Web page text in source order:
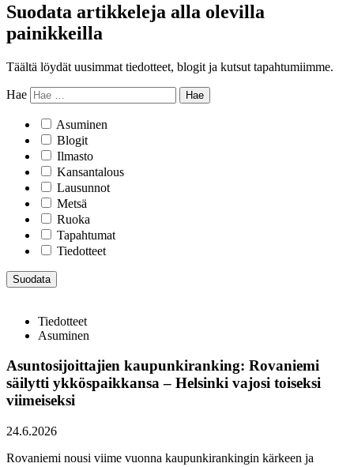
Suodata artikkeleja alla olevilla
painikkeilla
Täältä löydät uusimmat tiedotteet, blogit ja kutsut tapahtumiimme.
Hae
Asuminen
Blogit
Ilmasto
Kansantalous
Lausunnot
Metsä
Ruoka
Tapahtumat
Tiedotteet
Tiedotteet
Asuminen
Asuntosijoittajien kaupunkiranking: Rovaniemi
säilytti ykköspaikkansa – Helsinki vajosi toiseksi
viimeiseksi
24.6.2026
Rovaniemi nousi viime vuonna kaupunkirankingin kärkeen ja